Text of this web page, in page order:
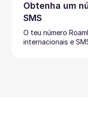
Obtenha um
SMS
O teu número
internacionais e